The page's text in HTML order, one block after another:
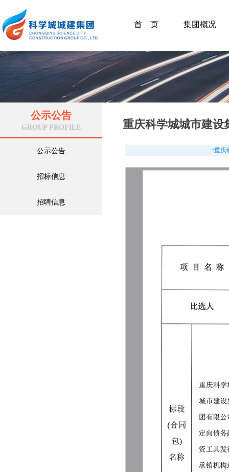
首 页 集团概况
公示公告
GROUP PROFILE
公示公告
招标信息
招聘信息
重庆科学城城市建设
::重庆